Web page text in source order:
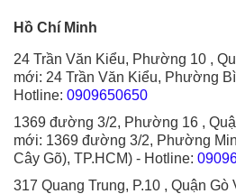
Hồ Chí Minh
24 Trần Văn Kiểu, Phường 10 ,
mới: 24 Trần Văn Kiểu, Phường
Hotline: 0909650650
1369 đường 3/2, Phường 16 ,
mới: 1369 đường 3/2, Phường
Cây Gõ), TP.HCM) - Hotline:
317 Quang Trung, P.10 , Quận